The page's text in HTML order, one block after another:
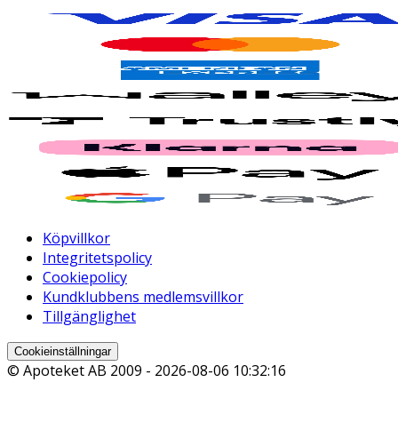
Köpvillkor
Integritetspolicy
Cookiepolicy
Kundklubbens medlemsvillkor
Tillgänglighet
Cookieinställningar
© Apoteket AB 2009 - 2026-08-06 10:32:16